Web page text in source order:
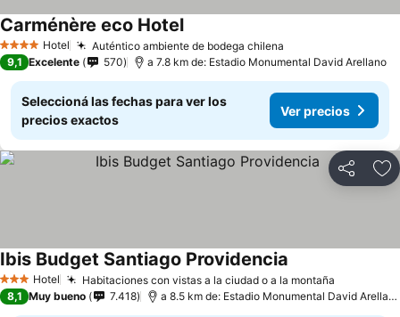
4 EstrellasHotel Auténtico ambiente de bodega chilena
Carménère eco Hotel
9,1 Excelente 570 a 7.8 km de: Estadio Monumental David Arellano
Seleccioná las fechas para ver los
precios exactos
Ver precios
Compartir
3 Estrellas
Hotel Habitaciones con vistas a la ciudad o a la montaña
Ibis Budget Santiago Providencia
8,1 Muy bueno 7.418 a 8.5 km de: Estadio Monumental David Arellano